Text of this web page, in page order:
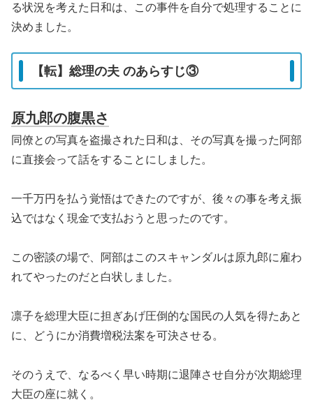
る状況を考えた日和は、この事件を自分で処理することに
決めました。
【転】総理の夫 のあらすじ③
原九郎の腹黒さ
同僚との写真を盗撮された日和は、その写真を撮った阿部
に直接会って話をすることにしました。
一千万円を払う覚悟はできたのですが、後々の事を考え振
込ではなく現金で支払おうと思ったのです。
この密談の場で、阿部はこのスキャンダルは原九郎に雇わ
れてやったのだと白状しました。
凛子を総理大臣に担ぎあげ圧倒的な国民の人気を得たあと
に、どうにか消費増税法案を可決させる。
そのうえで、なるべく早い時期に退陣させ自分が次期総理
大臣の座に就く。